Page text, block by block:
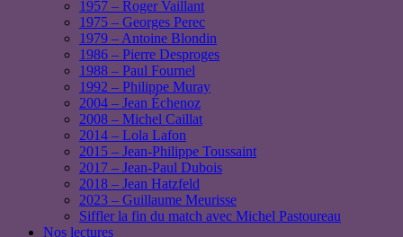
1957 – Roger Vaillant
1975 – Georges Perec
1979 – Antoine Blondin
1986 – Pierre Desproges
1988 – Paul Fournel
1992 – Philippe Muray
2004 – Jean Échenoz
2008 – Michel Caillat
2014 – Lola Lafon
2015 – Jean-Philippe Toussaint
2017 – Jean-Paul Dubois
2018 – Jean Hatzfeld
2023 – Guillaume Meurisse
Siffler la fin du match avec Michel Pastoureau
Nos lectures